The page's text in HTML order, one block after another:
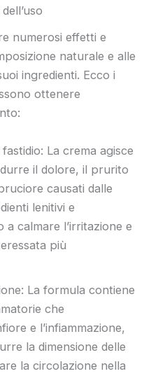
numerosi effetti e
naturale e alle
ingredienti. Ecco i
ottenere
La crema agisce
il dolore, il prurito
causati dalle
lenitivi e
a calmare l’irritazione e
più
La formula contiene
che
e l’infiammazione,
la dimensione delle
la circolazione nella